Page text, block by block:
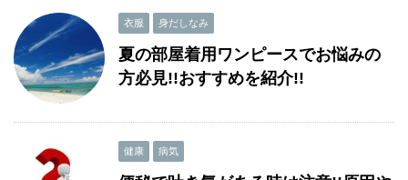
衣服 身だしなみ
夏の部屋着用ワンピースでお悩みの
方必見!!おすすめを紹介!!
健康 病気